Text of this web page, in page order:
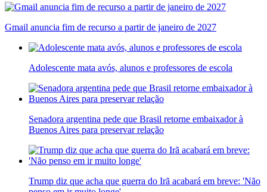
Gmail anuncia fim de recurso a partir de janeiro de 2027
Adolescente mata avós, alunos e professores de escola
Senadora argentina pede que Brasil retorne embaixador à
Buenos Aires para preservar relação
Trump diz que acha que guerra do Irã acabará em breve: 'Não